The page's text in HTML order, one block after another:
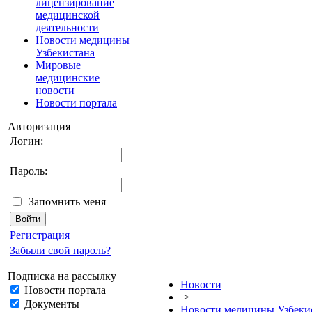
лицензирование
медицинской
деятельности
Новости медицины
Узбекистана
Мировые
медицинские
новости
Новости портала
Авторизация
Логин:
Пароль:
Запомнить меня
Регистрация
Забыли свой пароль?
Подписка на рассылку
Новости портала
Документы
Новости
>
Новости медицины